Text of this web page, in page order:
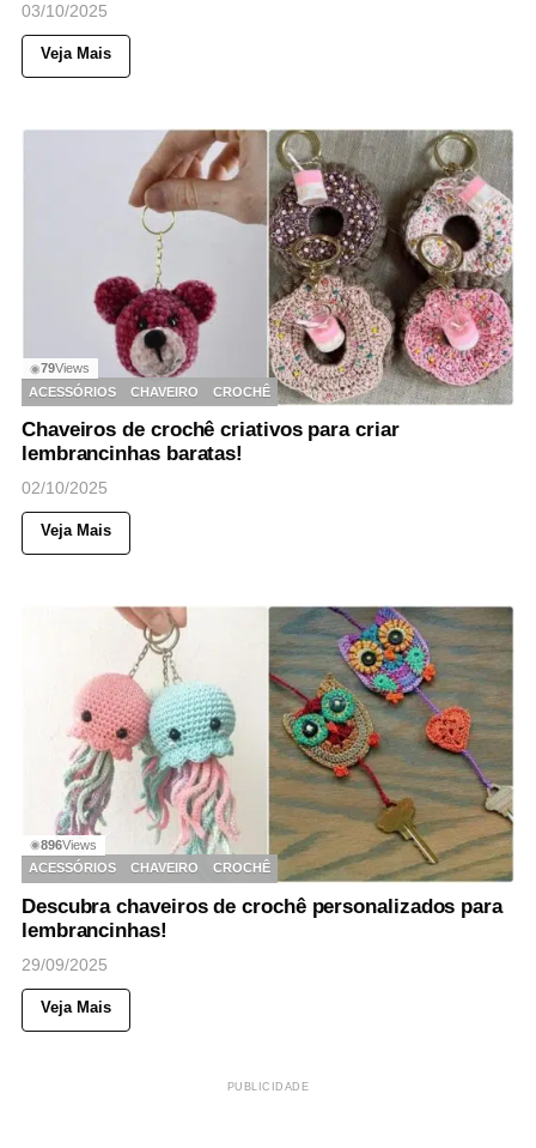
03/10/2025
Veja Mais
◉79Views
ACESSÓRIOS
CHAVEIRO CROCHÊ
Chaveiros de crochê criativos para criar
lembrancinhas baratas!
02/10/2025
Veja Mais
◉896Views
ACESSÓRIOS
CHAVEIRO CROCHÊ
Descubra chaveiros de crochê personalizados para
lembrancinhas!
29/09/2025
Veja Mais
PUBLICIDADE